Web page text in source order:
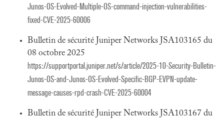
Junos-OS-Evolved-Multiple-OS-command-injection-vulnerabilities-
fixed-CVE-2025-60006
Bulletin de sécurité Juniper Networks JSA103165 du
08 octobre 2025
https://supportportal.juniper.net/s/article/2025-10-Security-Bulletin-
Junos-OS-and-Junos-OS-Evolved-Specific-BGP-EVPN-update-
message-causes-rpd-crash-CVE-2025-60004
Bulletin de sécurité Juniper Networks JSA103167 du